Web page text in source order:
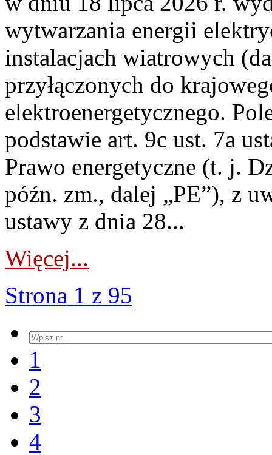
wytwarzania energii
instalacjach wiatrowych
przyłączonych do
elektroenergetycznego.
podstawie art. 9c ust. 7a
Prawo energetyczne (t. j.
późn. zm., dalej „PE”), z
ustawy z dnia 28...
Więcej...
Strona 1 z 95
1
2
3
4